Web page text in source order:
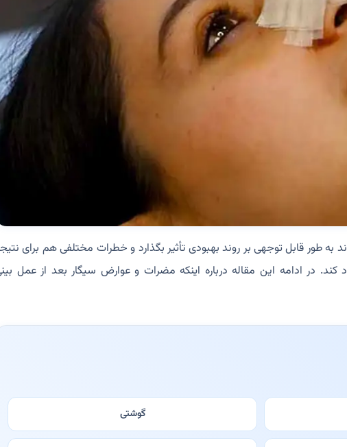
به طور قابل توجهی بر روند بهبودی تأثیر بگذارد و خطرات مختلفی هم برای
در ادامه این مقاله درباره اینکه مضرات و عوارض سیگار بعد از عمل
گوشتی